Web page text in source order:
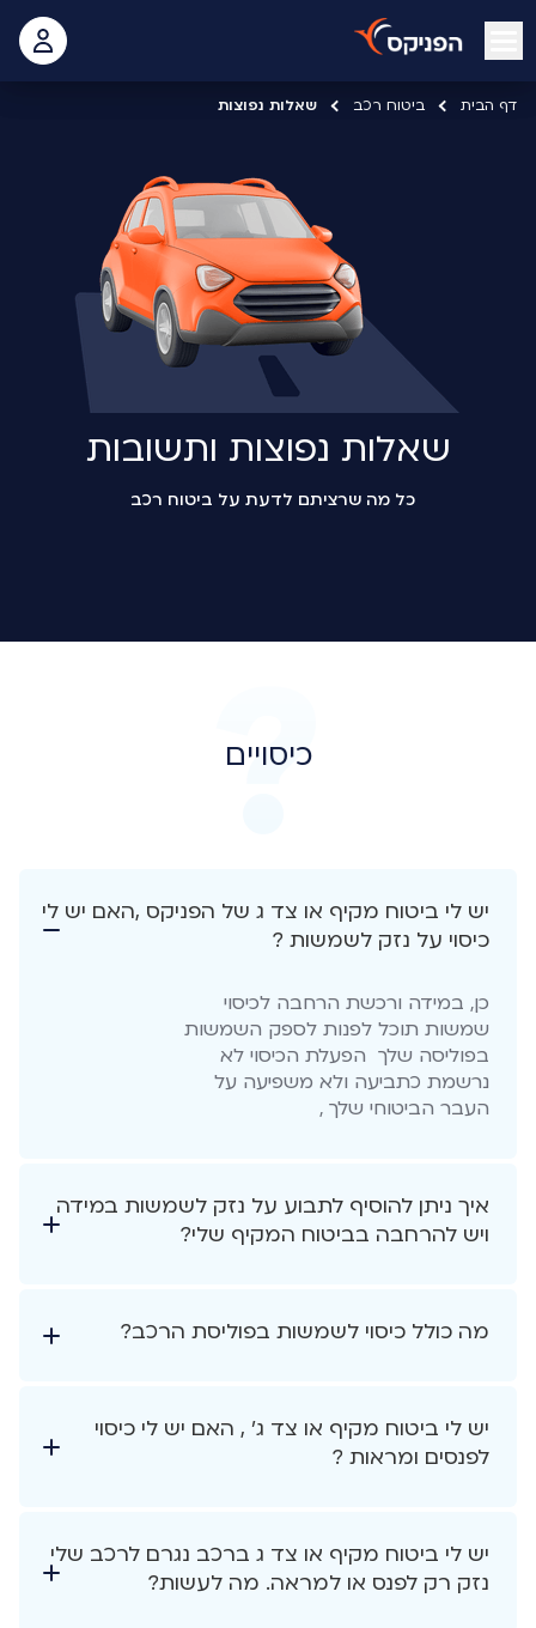
open mobile menu
דף הבית ביטוח רכב שאלות נפוצות
שאלות נפוצות ותשובות
כל מה שרציתם לדעת על ביטוח רכב
כיסויים
יש לי ביטוח מקיף או צד ג של הפניקס ,האם יש לי
כיסוי על נזק לשמשות ?
כן, במידה ורכשת הרחבה לכיסוי
שמשות תוכל לפנות לספק השמשות
בפוליסה שלך הפעלת הכיסוי לא
נרשמת כתביעה ולא משפיעה על
העבר הביטוחי שלך ,
איך ניתן להוסיף לתבוע על נזק לשמשות במידה
ויש להרחבה בביטוח המקיף שלי?
מה כולל כיסוי לשמשות בפוליסת הרכב?
יש לי ביטוח מקיף או צד ג' , האם יש לי כיסוי
לפנסים ומראות ?
יש לי ביטוח מקיף או צד ג ברכב נגרם לרכב שלי
נזק רק לפנס או למראה. מה לעשות?